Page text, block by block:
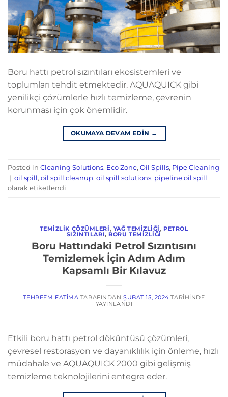
Boru hattı petrol sızıntıları ekosistemleri ve
toplumları tehdit etmektedir. AQUAQUICK gibi
yenilikçi çözümlerle hızlı temizleme, çevrenin
korunması için çok önemlidir.
OKUMAYA DEVAM EDIN →
Posted in Cleaning Solutions, Eco Zone, Oil Spills, Pipe Cleaning
| oil spill , oil spill cleanup, oil spill solutions, pipeline oil spill
olarak etiketlendi
TEMIZLIK ÇÖZÜMLERI, YAĞ TEMIZLIĞI, PETROL
SIZINTILARI, BORU TEMIZLIĞI
Boru Hattındaki Petrol Sızıntısını
Temizlemek İçin Adım Adım
Kapsamlı Bir Kılavuz
TEHREEM FATIMA TARAFINDAN ŞUBAT 15, 2024 TARIHINDE
YAYINLANDI
Etkili boru hattı petrol döküntüsü çözümleri,
çevresel restorasyon ve dayanıklılık için önleme, hızlı
müdahale ve AQUAQUICK 2000 gibi gelişmiş
temizleme teknolojilerini entegre eder.